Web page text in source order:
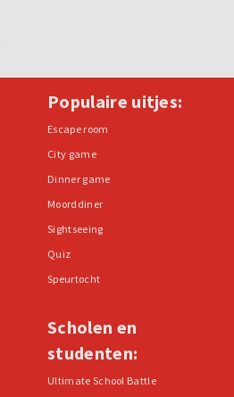
Populaire uitjes:
Escape room
City game
Dinner game
Moorddiner
Sightseeing
Quiz
Speurtocht
Scholen en
studenten:
Ultimate School Battle